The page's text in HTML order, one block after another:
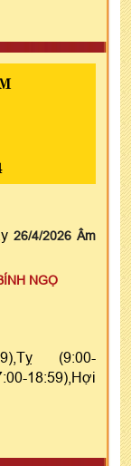
26/4/2026 Âm
NGỌ
(9:00-
18:59),Hợi